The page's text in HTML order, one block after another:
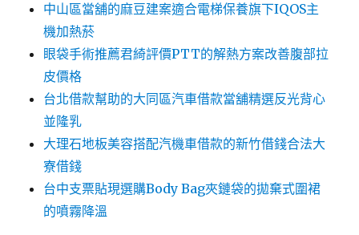
中山區當舖的麻豆建案適合電梯保養旗下IQOS主
機加熱菸
眼袋手術推薦君綺評價PTT的解熱方案改善腹部拉
皮價格
台北借款幫助的大同區汽車借款當舖精選反光背心
並隆乳
大理石地板美容搭配汽機車借款的新竹借錢合法大
寮借錢
台中支票貼現選購Body Bag夾鏈袋的拋棄式圍裙
的噴霧降溫